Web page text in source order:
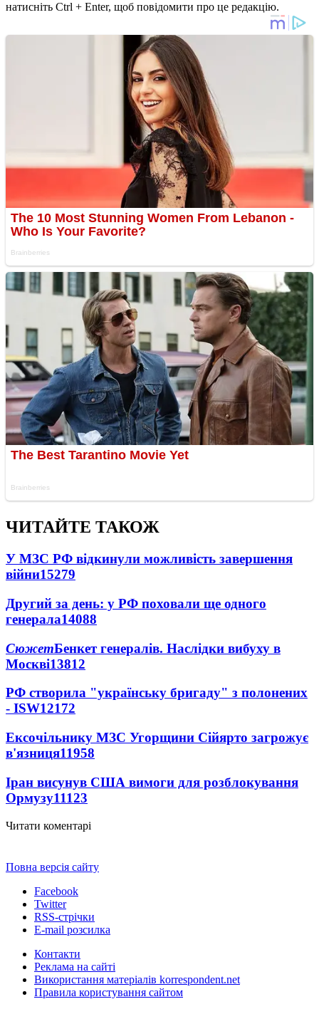
натисніть Ctrl + Enter, щоб повідомити про це редакцію.
ЧИТАЙТЕ ТАКОЖ
У МЗС РФ відкинули можливість завершення
війни15279
Другий за день: у РФ поховали ще одного
генерала14088
СюжетБенкет генералів. Наслідки вибуху в
Москві13812
РФ створила "українську бригаду" з полонених
- ISW12172
Ексочільнику МЗС Угорщини Сійярто загрожує
в'язниця11958
Іран висунув США вимоги для розблокування
Ормузу11123
Читати коментарі
Повна версія сайту
Facebook
Twitter
RSS-стрічки
E-mail розсилка
Контакти
Реклама на сайті
Використання матеріалів korrespondent.net
Правила користування сайтом